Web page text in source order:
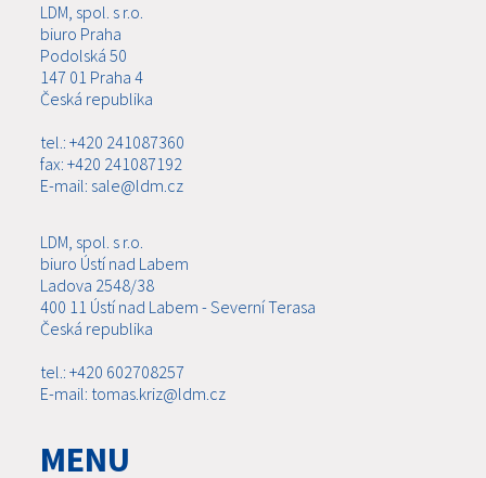
LDM, spol. s r.o.
biuro Praha
Podolská 50
147 01 Praha 4
Česká republika
tel.: +420 241087360
fax: +420 241087192
E-mail: sale@ldm.cz
LDM, spol. s r.o.
biuro Ústí nad Labem
Ladova 2548/38
400 11 Ústí nad Labem - Severní Terasa
Česká republika
tel.: +420 602708257
E-mail: tomas.kriz@ldm.cz
MENU